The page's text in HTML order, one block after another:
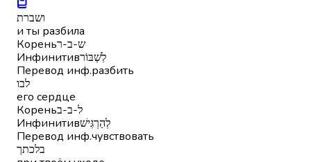
ושברת
и ты разбила
Кореньש-ב-ר
Инфинитивלִשְׁבּוֹר
Перевод инф.разбить
לבו
его сердце
Кореньל-ב-ב
Инфинитивלְהַרְגִּישׁ
Перевод инф.чувствовать
בלכתך